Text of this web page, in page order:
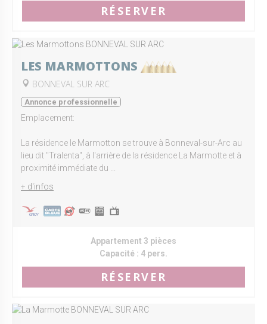
RÉSERVER
LES MARMOTTONS
BONNEVAL SUR ARC
Annonce professionnelle
Emplacement:
La résidence le Marmotton se trouve à Bonneval-sur-Arc au
lieu dit "Tralenta", à l'arrière de la résidence La Marmotte et à
proximité immédiate du ...
+ d'infos
Appartement 3 pièces
Capacité : 4 pers.
RÉSERVER